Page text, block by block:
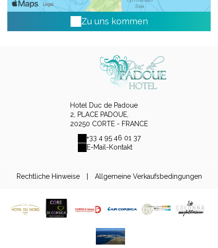
Zu uns kommen
Hotel Duc de Padoue
2, PLACE PADOUE,
20250 CORTE - FRANCE
+33 4 95 46 01 37
E-Mail-Kontakt
Rechtliche Hinweise Allgemeine Verkaufsbedingungen